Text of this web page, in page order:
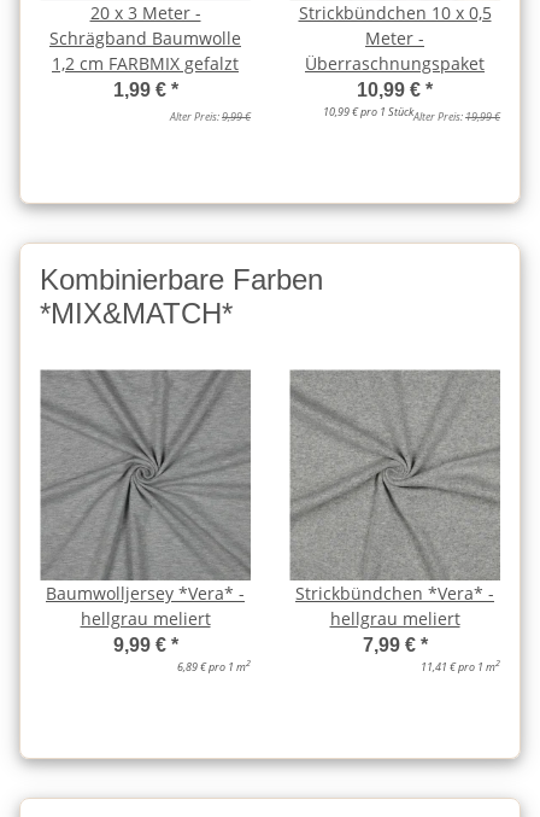
20 x 3 Meter -
Schrägband Baumwolle
1,2 cm FARBMIX gefalzt
1,99 € *
Alter Preis:9,99 €
Strickbündchen 10 x 0,5
Meter -
Überraschnungspaket
10,99 € *
10,99 € pro 1 StückAlter Preis:19,99 €
Kombinierbare Farben
*MIX&MATCH*
Baumwolljersey *Vera* -
hellgrau meliert
9,99 € *
6,89 € pro 1 m2
Strickbündchen *Vera* -
hellgrau meliert
7,99 € *
11,41 € pro 1 m2